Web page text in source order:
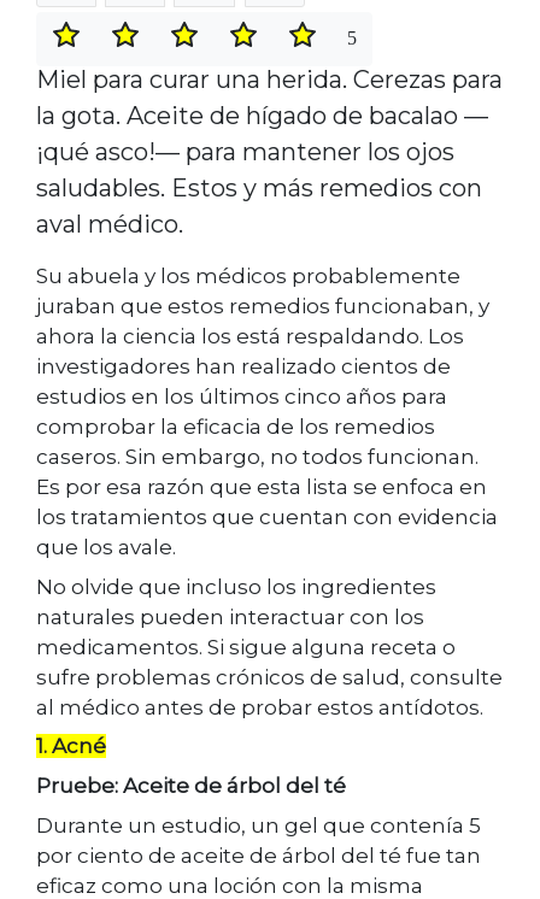
5
Miel para curar una herida. Cerezas para
la gota. Aceite de hígado de bacalao —
¡qué asco!— para mantener los ojos
saludables. Estos y más remedios con
aval médico.
Su abuela y los médicos probablemente
juraban que estos remedios funcionaban, y
ahora la ciencia los está respaldando. Los
investigadores han realizado cientos de
estudios en los últimos cinco años para
comprobar la eficacia de los remedios
caseros. Sin embargo, no todos funcionan.
Es por esa razón que esta lista se enfoca en
los tratamientos que cuentan con evidencia
que los avale.
No olvide que incluso los ingredientes
naturales pueden interactuar con los
medicamentos. Si sigue alguna receta o
sufre problemas crónicos de salud, consulte
al médico antes de probar estos antídotos.
1. Acné
Pruebe: Aceite de árbol del té
Durante un estudio, un gel que contenía 5
por ciento de aceite de árbol del té fue tan
eficaz como una loción con la misma